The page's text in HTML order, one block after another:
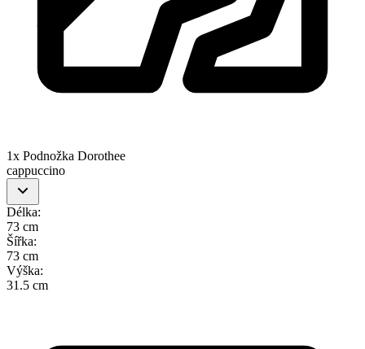
1x Podnožka Dorothee
cappuccino
Délka:
73 cm
Šířka:
73 cm
Výška:
31.5 cm